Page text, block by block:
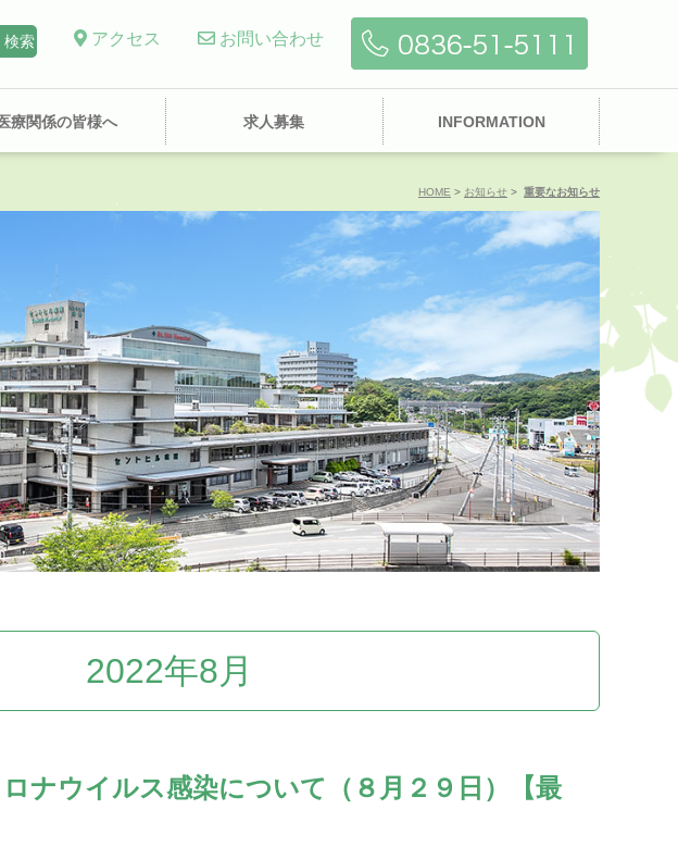
お問い合わせ
アクセス
当院施設基準
内
お問い合わせ アンケート結果報告
ワクチン外来・渡航外
セムイＰＥＴ・画像診
断センター
放射線部 薬剤部 地域医療連携室 入院支援センター
療関係の皆様へ 求人募集 INFORMATION
画 個人情報について
HOME > お知らせ > 重要なお知らせ
2022年8月
ナウイルス感染について（８月２９日）【最